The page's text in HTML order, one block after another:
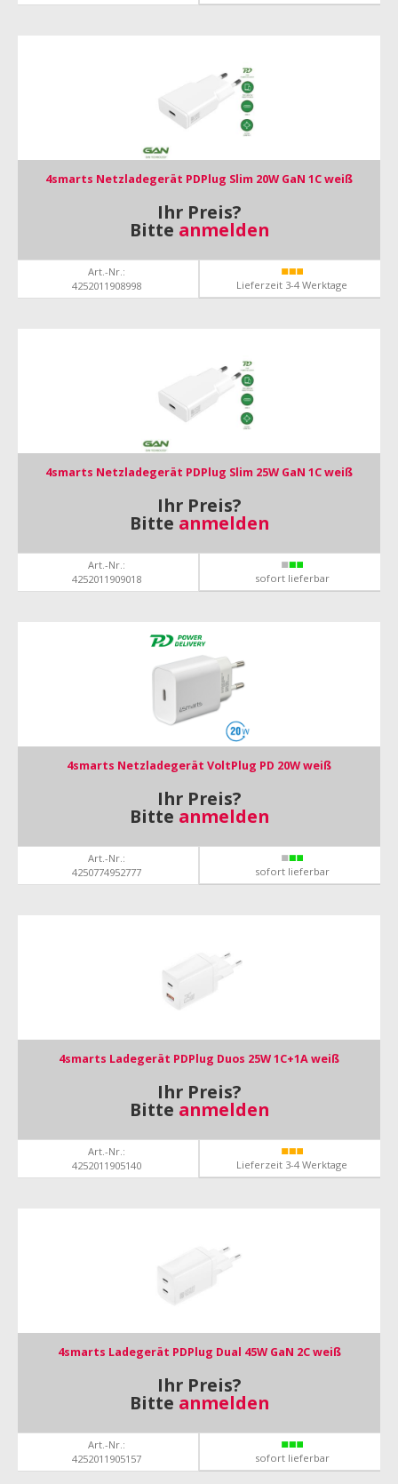
4smarts Netzladegerät PDPlug Slim 20W GaN 1C weiß
Ihr Preis?
Bitte anmelden
Art.-Nr.:
4252011908998
Lieferzeit 3-4 Werktage
4smarts Netzladegerät PDPlug Slim 25W GaN 1C weiß
Ihr Preis?
Bitte anmelden
Art.-Nr.:
4252011909018
sofort lieferbar
4smarts Netzladegerät VoltPlug PD 20W weiß
Ihr Preis?
Bitte anmelden
Art.-Nr.:
4250774952777
sofort lieferbar
4smarts Ladegerät PDPlug Duos 25W 1C+1A weiß
Ihr Preis?
Bitte anmelden
Art.-Nr.:
4252011905140
Lieferzeit 3-4 Werktage
4smarts Ladegerät PDPlug Dual 45W GaN 2C weiß
Ihr Preis?
Bitte anmelden
Art.-Nr.:
4252011905157
sofort lieferbar